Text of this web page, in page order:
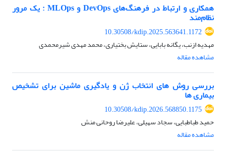
همکاری و ارتباط در فرهنگ‌های DevOps و MLOps : یک مرور
نظام‌مند
10.30508/kdip.2025.563641.1172
مهدیه ازنب، یگانه بابایی، ستایش بختیاری، محمد مهدی شیرمحمدی
مشاهده مقاله
بررسی روش های انتخاب ژن و یادگیری ماشین برای تشخیص
بیماری ها
10.30508/kdip.2026.568850.1175
حمید طباطبایی، سجاد سهیلی، علیرضا روحانی منش
مشاهده مقاله